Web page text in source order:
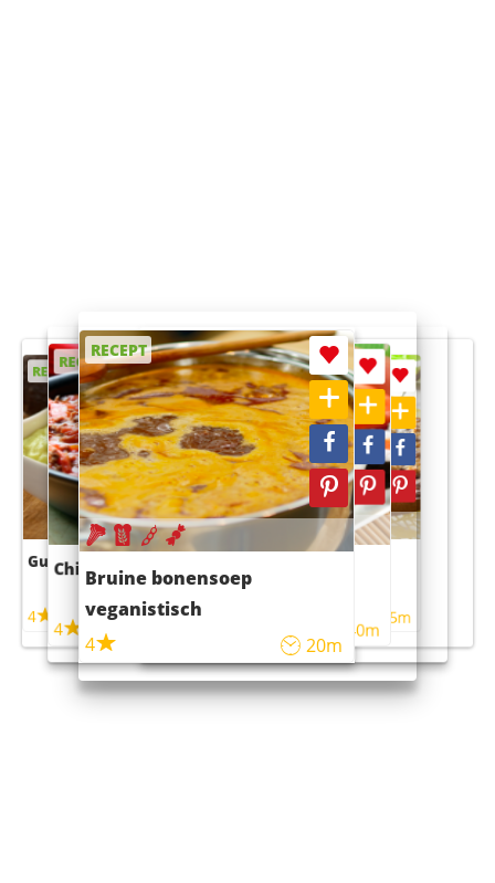
RECEPT
Guacamole
4
RECEPT
Chili con carne
4 45m
RECEPT
Bruine bonensoep
veganistisch
4
20m
RECEPT
Sushi rijstsalade
maaltijdsalade
40m
RECEPT
4 55m